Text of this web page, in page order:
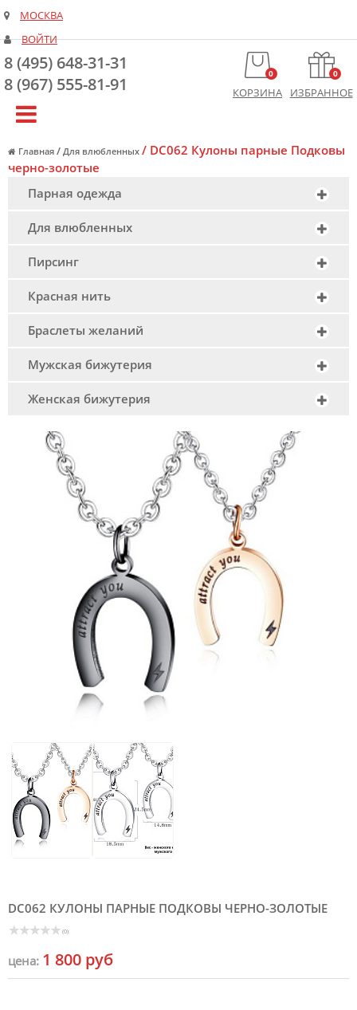
МОСКВА
ВОЙТИ
8 (495) 648-31-31
8 (967) 555-81-91
0
КОРЗИНА
0
ИЗБРАННОЕ
Главная / Для влюбленных / DC062 Кулоны парные Подковы
черно-золотые
Парная одежда
Для влюбленных
Пирсинг
Красная нить
Браслеты желаний
Мужская бижутерия
Женская бижутерия
DC062 КУЛОНЫ ПАРНЫЕ ПОДКОВЫ ЧЕРНО-ЗОЛОТЫЕ
(0)
цена: 1 800 руб